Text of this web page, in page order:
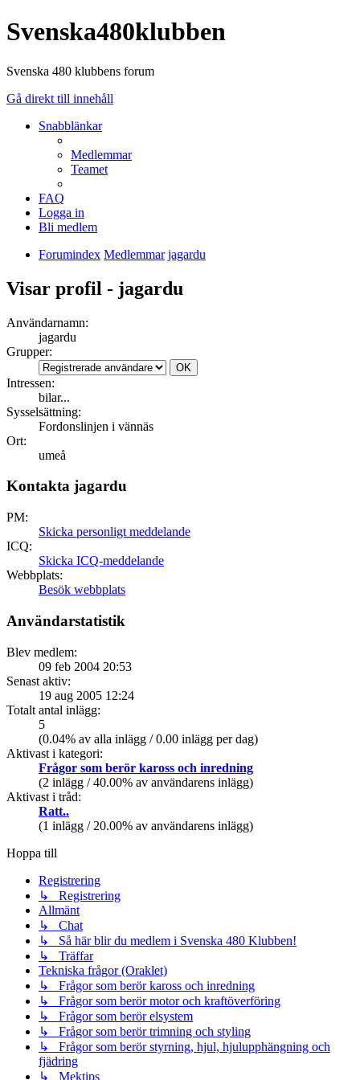
Svenska480klubben
Svenska 480 klubbens forum
Gå direkt till innehåll
Snabblänkar
Medlemmar
Teamet
FAQ
Logga in
Bli medlem
Forumindex Medlemmar jagardu
Visar profil - jagardu
Användarnamn:
jagardu
Grupper:
Intressen:
bilar...
Sysselsättning:
Fordonslinjen i vännäs
Ort:
umeå
Kontakta jagardu
PM:
Skicka personligt meddelande
ICQ:
Skicka ICQ-meddelande
Webbplats:
Besök webbplats
Användarstatistik
Blev medlem:
09 feb 2004 20:53
Senast aktiv:
19 aug 2005 12:24
Totalt antal inlägg:
5
(0.04% av alla inlägg / 0.00 inlägg per dag)
Aktivast i kategori:
Frågor som berör kaross och inredning
(2 inlägg / 40.00% av användarens inlägg)
Aktivast i tråd:
Ratt..
(1 inlägg / 20.00% av användarens inlägg)
Hoppa till
Registrering
↳ Registrering
Allmänt
↳ Chat
↳ Så här blir du medlem i Svenska 480 Klubben!
↳ Träffar
Tekniska frågor (Oraklet)
↳ Frågor som berör kaross och inredning
↳ Frågor som berör motor och kraftöverföring
↳ Frågor som berör elsystem
↳ Frågor som berör trimning och styling
↳ Frågor som berör styrning, hjul, hjulupphängning och
fjädring
↳ Mektips